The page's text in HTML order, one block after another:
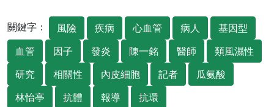
關鍵字： 風險 疾病 心血管 病人
基因型
血管
因子 發炎 陳一銘 醫師
類風濕性
研究
相關性 內皮細胞 記者
瓜氨酸
林怡亭
抗體 報導 抗環